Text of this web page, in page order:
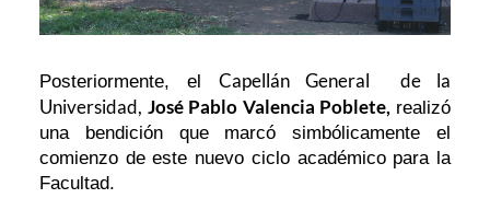
Posteriormente, elCapellán General de la
Universidad, José Pablo Valencia Poblete, realizó
una bendición que marcó simbólicamente el
comienzo de este nuevo ciclo académico para la
Facultad.